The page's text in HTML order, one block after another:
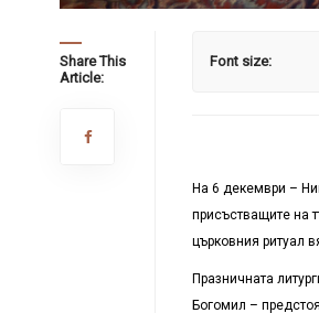
Share This
Article:
Font size:
На 6 декември –
присъстващите на
църковния ритуал
Празничната
Богомил –